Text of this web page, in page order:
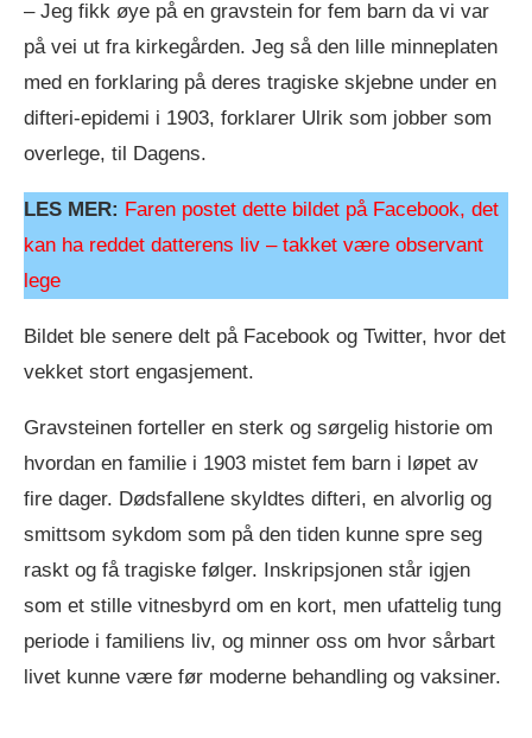
– Jeg fikk øye på en gravstein for fem barn da vi var
på vei ut fra kirkegården. Jeg så den lille minneplaten
med en forklaring på deres tragiske skjebne under en
difteri-epidemi i 1903, forklarer Ulrik som jobber som
overlege, til Dagens.
LES MER: Faren postet dette bildet på Facebook, det
kan ha reddet datterens liv – takket være observant
lege
Bildet ble senere delt på Facebook og Twitter, hvor det
vekket stort engasjement.
Gravsteinen forteller en sterk og sørgelig historie om
hvordan en familie i 1903 mistet fem barn i løpet av
fire dager. Dødsfallene skyldtes difteri, en alvorlig og
smittsom sykdom som på den tiden kunne spre seg
raskt og få tragiske følger. Inskripsjonen står igjen
som et stille vitnesbyrd om en kort, men ufattelig tung
periode i familiens liv, og minner oss om hvor sårbart
livet kunne være før moderne behandling og vaksiner.